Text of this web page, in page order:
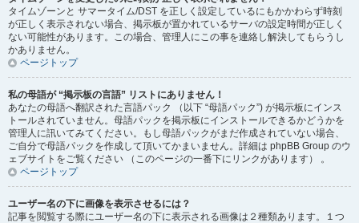
タイムゾーンと サマータイム/DST を正しく設定しているにもかかわらず時刻
が正しく表示されない場合、掲示板が置かれているサーバの設定時間が正しく
ない可能性があります。この場合、管理人にこの事を連絡し解決してもらうし
かありません。
ページトップ
私の母語が “掲示板の言語” リストにありません！
あなたの母語へ翻訳された言語パック （以下 “母語パック”) が掲示板にインス
トールされていません。母語パックを掲示板にインストールできるかどうかを
管理人に訊いてみてください。もし母語パックがまだ作成されていない場合、
ご自分で母語パックを作成して頂いてかまいません。詳細は phpBB Group のウ
ェブサイトをご覧ください （このページの一番下にリンクがあります） 。
ページトップ
ユーザー名の下に画像を表示させるには？
記事を閲覧する際にユーザー名の下に表示される画像は２種類あります。１つ